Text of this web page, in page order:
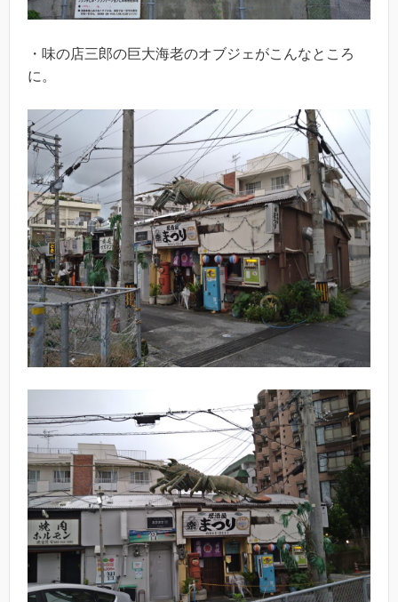
・味の店三郎の巨大海老のオブジェがこんなところ
に。